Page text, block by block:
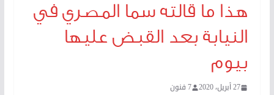
هذا ما قالته سما المصري في
النيابة بعد القبض عليها
بيوم
27 أبريل، 2020 7 فنون